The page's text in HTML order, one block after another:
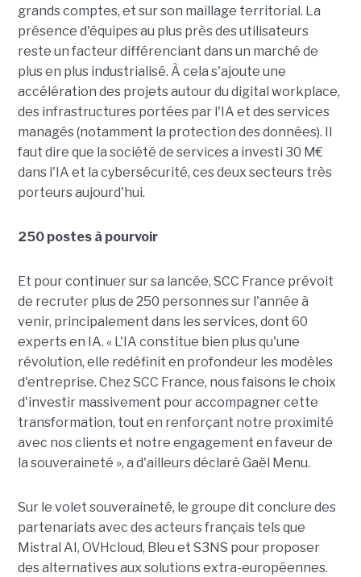
grands comptes, et sur son maillage territorial. La
présence d'équipes au plus près des utilisateurs
reste un facteur différenciant dans un marché de
plus en plus industrialisé. À cela s'ajoute une
accélération des projets autour du digital workplace,
des infrastructures portées par l'IA et des services
managés (notamment la protection des données). Il
faut dire que la société de services a investi 30 M€
dans l'IA et la cybersécurité, ces deux secteurs très
porteurs aujourd'hui.
250 postes à pourvoir
Et pour continuer sur sa lancée, SCC France prévoit
de recruter plus de 250 personnes sur l'année à
venir, principalement dans les services, dont 60
experts en IA. « L'IA constitue bien plus qu'une
révolution, elle redéfinit en profondeur les modèles
d'entreprise. Chez SCC France, nous faisons le choix
d'investir massivement pour accompagner cette
transformation, tout en renforçant notre proximité
avec nos clients et notre engagement en faveur de
la souveraineté », a d'ailleurs déclaré Gaël Menu.
Sur le volet souveraineté, le groupe dit conclure des
partenariats avec des acteurs français tels que
Mistral AI, OVHcloud, Bleu et S3NS pour proposer
des alternatives aux solutions extra-européennes.